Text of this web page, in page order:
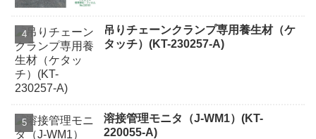
吊りチェーンクランプ専用養生材（ケ
タッチ）(KT-230257-A)
溶接管理モニタ（J-WM1）(KT-
220055-A)